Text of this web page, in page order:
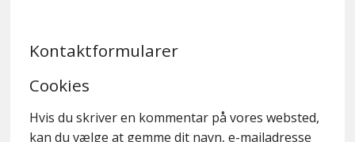
Kontaktformularer
Cookies
Hvis du skriver en kommentar på vores websted,
kan du vælge at gemme dit navn, e-mailadresse